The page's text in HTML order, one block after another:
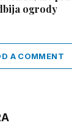
ogrody
A COMMENT